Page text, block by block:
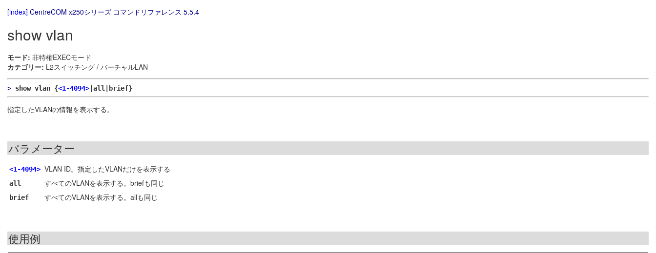
[index] CentreCOM x250シリーズ コマンドリファレンス 5.5.4
show vlan
モード: 非特権EXECモード
カテゴリー: L2スイッチング / バーチャルLAN
> show vlan {<1-4094> |all|brief}
指定したVLANの情報を表示する。
パラメーター
<1-4094> VLAN ID。指定したVLANだけを表示する
all すべてのVLANを表示する。briefも同じ
brief すべてのVLANを表示する。allも同じ
使用例